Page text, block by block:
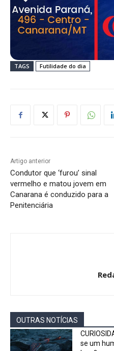
TAGS Futilidade do dia
Artigo anterior
Condutor que ‘furou’ sinal
vermelho e matou jovem em
Canarana é conduzido para a
Penitenciária
OUTRAS NOTÍCIAS
se um